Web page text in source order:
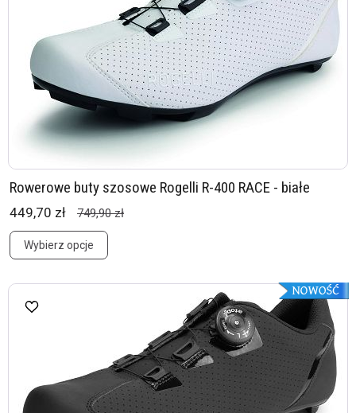
Rowerowe buty szosowe Rogelli R-400 RACE - białe
449,70 zł 749,90 zł
Wybierz opcje